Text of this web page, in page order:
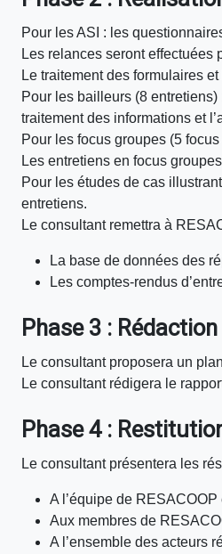
Pour les ASI : les
Les relances seront effectuées
Le traitement des formulaires
Pour les bailleurs (8
traitement des informations et
Pour les focus groupes (5
Les entretiens en focus
Pour les études de cas
entretiens.
Le consultant remettra à
La base de données des
Les comptes-rendus
Phase 3 : Rédaction
Le consultant proposera un
Le consultant rédigera le
Phase 4 :
Le consultant présentera les
A l’équipe de
Aux membres de
A l’ensemble des acteurs